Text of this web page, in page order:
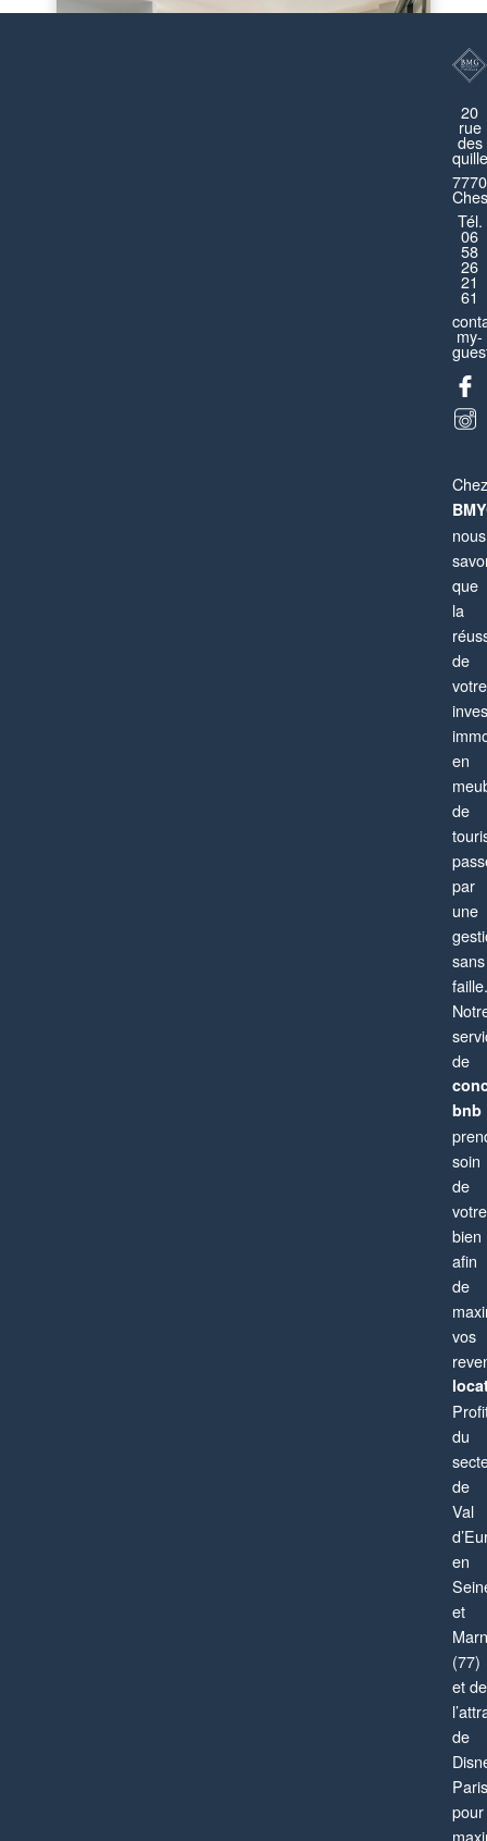
20
rue
des
Tél.
06
58
26
21
61
my-
Chez
nous
que
la
de
votre
en
de
par
une
sans
faille.
de
bnb
soin
de
votre
bien
afin
de
vos
du
de
Val
en
et
(77)
et de
de
Paris
pour